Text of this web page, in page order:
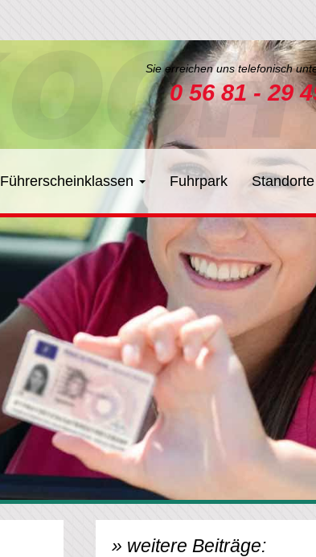
Sie erreichen uns telefonisch
0 56 81 - 29
Führerscheinklassen Fuhrpark Standorte
» weitere Beiträge: